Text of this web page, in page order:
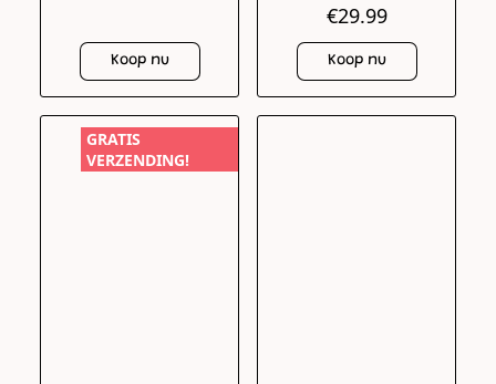
Koop nu
€29.99
Koop nu
GRATIS
VERZENDING!